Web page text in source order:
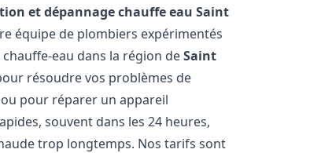
et dépannage chauffe eau Saint
équipe de plombiers expérimentés
eau dans la région deSaint
résoudre vos problèmes de
pour réparer un appareil
souvent dans les 24 heures,
trop longtemps. Nos tarifs sont